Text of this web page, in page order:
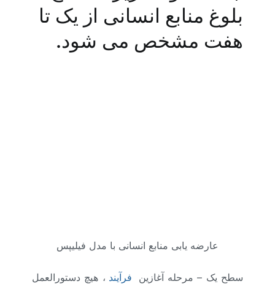
بلوغ منابع انسانی از یک تا
هفت مشخص می شود.
عارضه یابی منابع انسانی با مدل فیلیپس
سطح یک – مرحله آغازین فرآیند ، هیچ دستورالعمل